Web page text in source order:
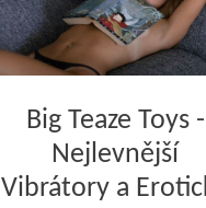
Big Teaze Toys -
Nejlevnější
Vibrátory a